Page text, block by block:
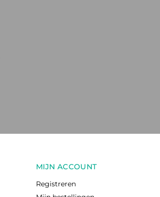
MIJN ACCOUNT
Registreren